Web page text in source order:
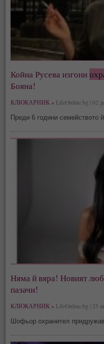
Койна Русева изгони
Бояна!
КЛЮКАРНИК » LifeOnline.bg | 02
Преди 6 години семейството
Няма й вяра! Новият
пазачи!
КЛЮКАРНИК » LifeOnline.bg | 25
Шофьор охранител